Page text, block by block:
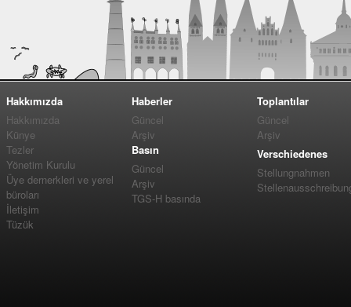
Hakkımızda
Hakkımızda
Künye
Tezler
Yönetim Kurulu
Üye dernerkleri ve yerel
büroları
İletişim
Tüzük
Haberler
Güncel
Arşiv
Basın
Güncel
Arşiv
TGS-H basında
Toplantılar
Güncel
Arşiv
Verschiedenes
Stellungnahmen